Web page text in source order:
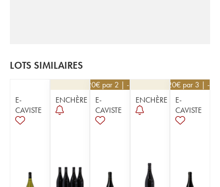
LOTS SIMILAIRES
E-
CAVISTE
ENCHÈRE
52,20€ par 2 | -10%
E-
CAVISTE
ENCHÈRE
25,20€ par 3 | -
E-
CAVISTE